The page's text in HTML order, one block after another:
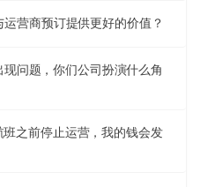
营商预订提供更好的价值？
问题，你们公司扮演什么角
之前停止运营，我的钱会发